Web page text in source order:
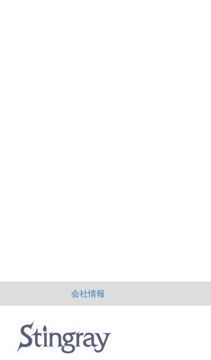
会社情報